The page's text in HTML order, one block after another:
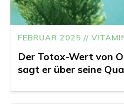
FEBRUAR 2025 //
Der Totox-Wert von
sagt er über seine